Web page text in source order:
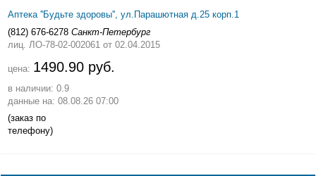
Аптека ''Будьте здоровы'', ул.Парашютная д.25 корп.1
(812) 676-6278 Санкт-Петербург
лиц. ЛО-78-02-002061 от 02.04.2015
цена: 1490.90 руб.
в наличии: 0.9
данные на: 08.08.26 07:00
(заказ по
телефону)